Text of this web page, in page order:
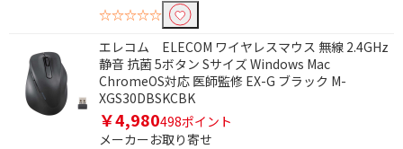
☆☆☆☆☆
エレコム ELECOM ワイヤレスマウス 無線 2.4GHz
静音 抗菌 5ボタン Sサイズ Windows Mac
ChromeOS対応 医師監修 EX-G ブラック M-
XGS30DBSKCBK
￥4,980498ポイント
メーカーお取り寄せ
種類で絞り込む
iPad
iPad Air
LANケーブル
LAN延長・変換コネク
USBケーブル